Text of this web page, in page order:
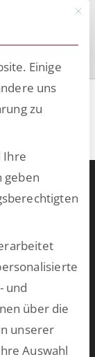
in Unternehmen.
skalierbare
und Low-Code-
in kurzer Zeit
auf
Spektrum an
Sie uns
Einsatzzweck
Mit
Einige
uns
zu
Ihre
geben
und
über die
unserer
Auswahl